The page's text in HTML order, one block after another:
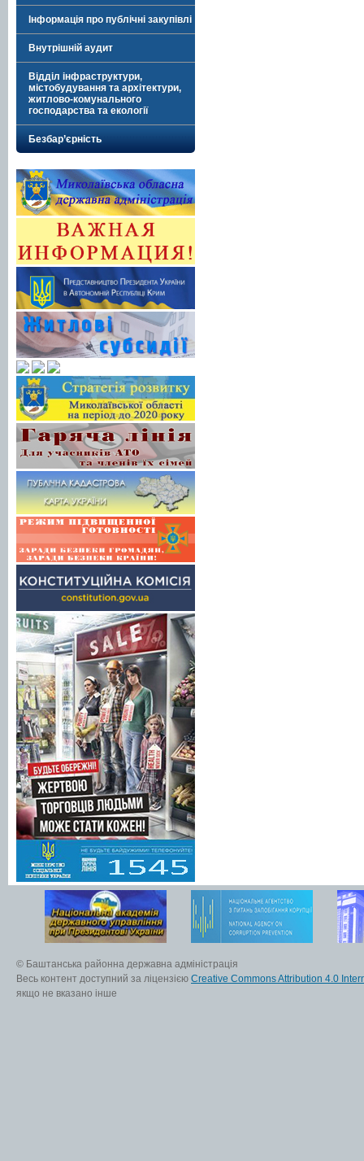
Інформація про публічні закупівлі
Внутрішній аудит
Відділ інфраструктури,
містобудування та архітектури,
житлово-комунального
господарства та екології
Безбар’єрність
© Баштанська районна державна адміністрація
Весь контент доступний за ліцензією Creative Commons Attribution 4.0
якщо не вказано інше